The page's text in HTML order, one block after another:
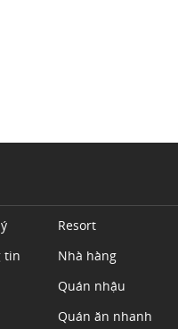
tin
Resort
Nhà hàng
Quán nhậu
Quán ăn nhanh